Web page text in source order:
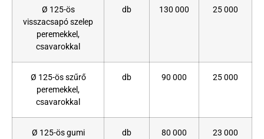
Ø 125-ös
visszacsapó szelep
peremekkel,
csavarokkal
db 130 000 25 000
Ø 125-ös szűrő
peremekkel,
csavarokkal
db 90 000 25 000
Ø 125-ös gumi
db 80 000 23 000